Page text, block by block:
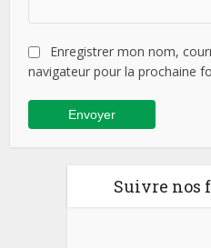
Enregistrer mon nom,
navigateur pour la prochaine
Suivre nos